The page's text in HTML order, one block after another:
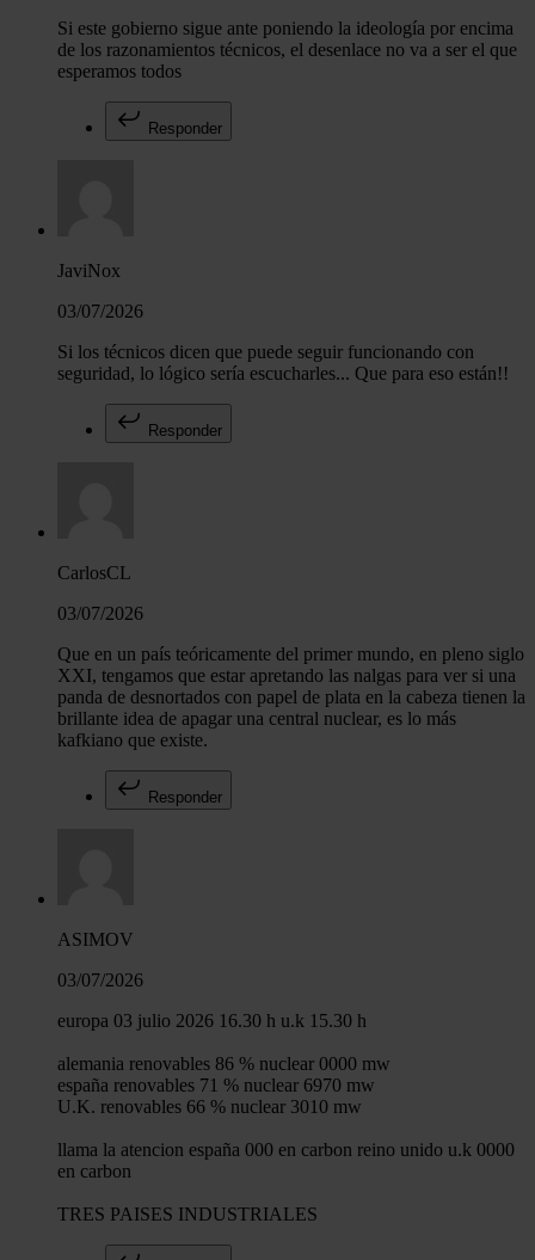
Si este gobierno sigue ante poniendo la ideología por encima
de los razonamientos técnicos, el desenlace no va a ser el que
esperamos todos
Responder
JaviNox
03/07/2026
Si los técnicos dicen que puede seguir funcionando con
seguridad, lo lógico sería escucharles... Que para eso están!!
Responder
CarlosCL
03/07/2026
Que en un país teóricamente del primer mundo, en pleno siglo
XXI, tengamos que estar apretando las nalgas para ver si una
panda de desnortados con papel de plata en la cabeza tienen la
brillante idea de apagar una central nuclear, es lo más
kafkiano que existe.
Responder
ASIMOV
03/07/2026
europa 03 julio 2026 16.30 h u.k 15.30 h
alemania renovables 86 % nuclear 0000 mw
españa renovables 71 % nuclear 6970 mw
U.K. renovables 66 % nuclear 3010 mw
llama la atencion españa 000 en carbon reino unido u.k 0000
en carbon
TRES PAISES INDUSTRIALES